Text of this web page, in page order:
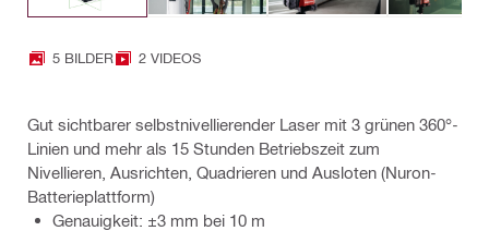
5 BILDER 2 VIDEOS
Gut sichtbarer selbstnivellierender Laser mit 3 grünen 360°-
Linien und mehr als 15 Stunden Betriebszeit zum
Nivellieren, Ausrichten, Quadrieren und Ausloten (Nuron-
Batterieplattform)
Genauigkeit: ±3 mm bei 10 m